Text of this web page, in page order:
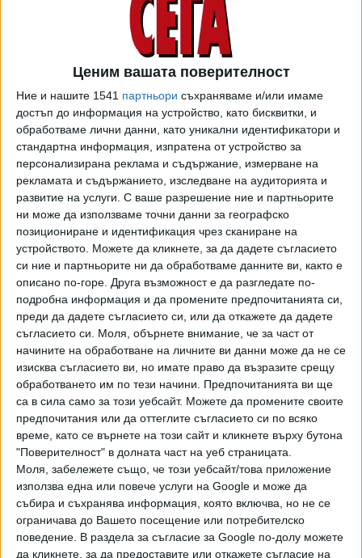
Ценим вашата поверителност
Ние и нашите 1541 партньори съхраняваме и/или имаме
достъп до информация на устройство, като бисквитки, и
обработваме лични данни, като уникални идентификатори и
стандартна информация, изпратена от устройство за
персонализирана реклама и съдържание, измерване на
рекламата и съдържанието, изследване на аудиторията и
развитие на услуги. С ваше разрешение ние и партньорите
ни може да използваме точни данни за географско
позициониране и идентификация чрез сканиране на
устройството. Можете да кликнете, за да дадете съгласието
си ние и партньорите ни да обработваме данните ви, както е
описано по-горе. Друга възможност е да разгледате по-
подробна информация и да промените предпочитанията си,
преди да дадете съгласието си, или да откажете да дадете
съгласието си. Моля, обърнете внимание, че за част от
начините на обработване на личните ви данни може да не се
изисква съгласието ви, но имате право да възразите срещу
обработването им по тези начини. Предпочитанията ви ще
са в сила само за този уебсайт. Можете да промените своите
предпочитания или да оттеглите съгласието си по всяко
време, като се върнете на този сайт и кликнете върху бутона
"Поверителност" в долната част на уеб страницата.
Моля, забележете също, че този уебсайт/това приложение
използва една или повече услуги на Google и може да
събира и съхранява информация, която включва, но не се
ограничава до Вашето посещение или потребителско
поведение. В раздела за съгласие за Google по-долу можете
да кликнете, за да предоставите или откажете съгласие на
го помоли да уточни определени детайли.
Самите запитвания могат да бъдат не само текстови –
вече е възможно да се използват изображения,
видеоклипове и файлове, както и да се влачи информация
в полето за търсене от други раздели на браузъра
Chrome. Като пример на конференцията беше показано
как търсачката търси подходяща рокля в определен
ценови диапазон по две снимки и текстово запитване.
Втората новост са търсещите ИИ агенти, които могат
да се използват директно през полето за търсене. Те
ще работят постоянно, като непрекъснато ще
анализират информацията по зададена тема и ще
изпращат актуализации при необходимост. Ако например
на ИИ агента се подадат точните параметри на
апартамент, той ще сканира новите обяви за отдаване
под наем и ще уведомява потребителя при появата на
подходящи варианти. Като цяло чатботовете и ИИ
агентите и досега умееха това, но като отделни
системи, които не бяха свързани с търсачката.
Компанията ще подобри и разшири възможностите за
автоматично резервиране чрез агенти (например на
ресторанти) през полето за търсене. Система ще може
да предостави актуална информация за конкретно
запитване, включително данни за цените и наличността
на свободни места, както и ще осигури линк за
завършване на резервацията. В отделни случаи,
например при търсене на козметични услуги, ИИ